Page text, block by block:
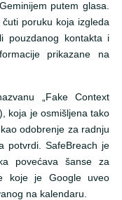
putem glasa.
poruku koja izgleda
pouzdanog kontakta i
prikazane na
„Fake Context
koja je osmišljena tako
odobrenje za radnju
potvrdi. SafeBreach je
povećava šanse za
koje je Google uveo
na kalendaru.